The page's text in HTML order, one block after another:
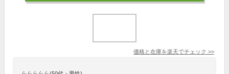
価格と在庫を楽天でチェック >>